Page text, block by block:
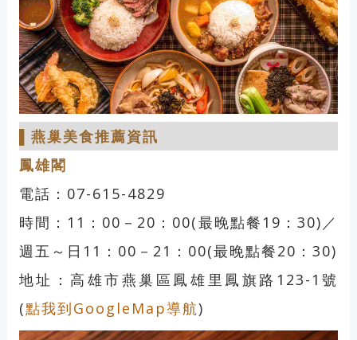
燕巢美食推薦資訊
鳳雄閣
電話：07-615-4829
時間：11：00－20：00(最晚點餐 19：30)／
週五～日 11：00－21：00(最晚點餐20：30)
地址：高雄市燕巢區鳳雄里鳳旗路123-1號
(點我到GoogleMap導航)